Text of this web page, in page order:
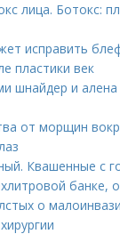
лица. Ботокс:
исправить
пластики век
шнайдер и алена
от морщин
Квашенные с
банке,
о